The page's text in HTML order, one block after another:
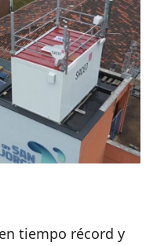
tiempo récord y